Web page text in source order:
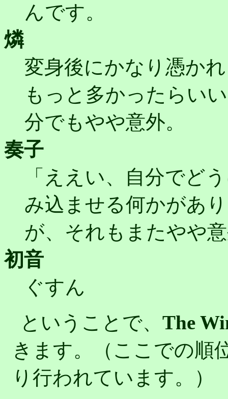
んです。
燐
変身後にかなり憑か
もっと多かったらい
分でもやや意外。
奏子
「ええい、自分でど
み込ませる何かがあ
が、それもまたやや
初音
ぐすん
ということで、 The
きます。（ここでの順
り行われています。）